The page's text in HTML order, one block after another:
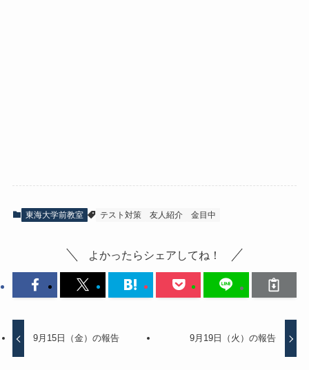
東海大学前教室 テスト対策 友人紹介 金目中
よかったらシェアしてね！
9月15日（金）の報告 9月19日（火）の報告